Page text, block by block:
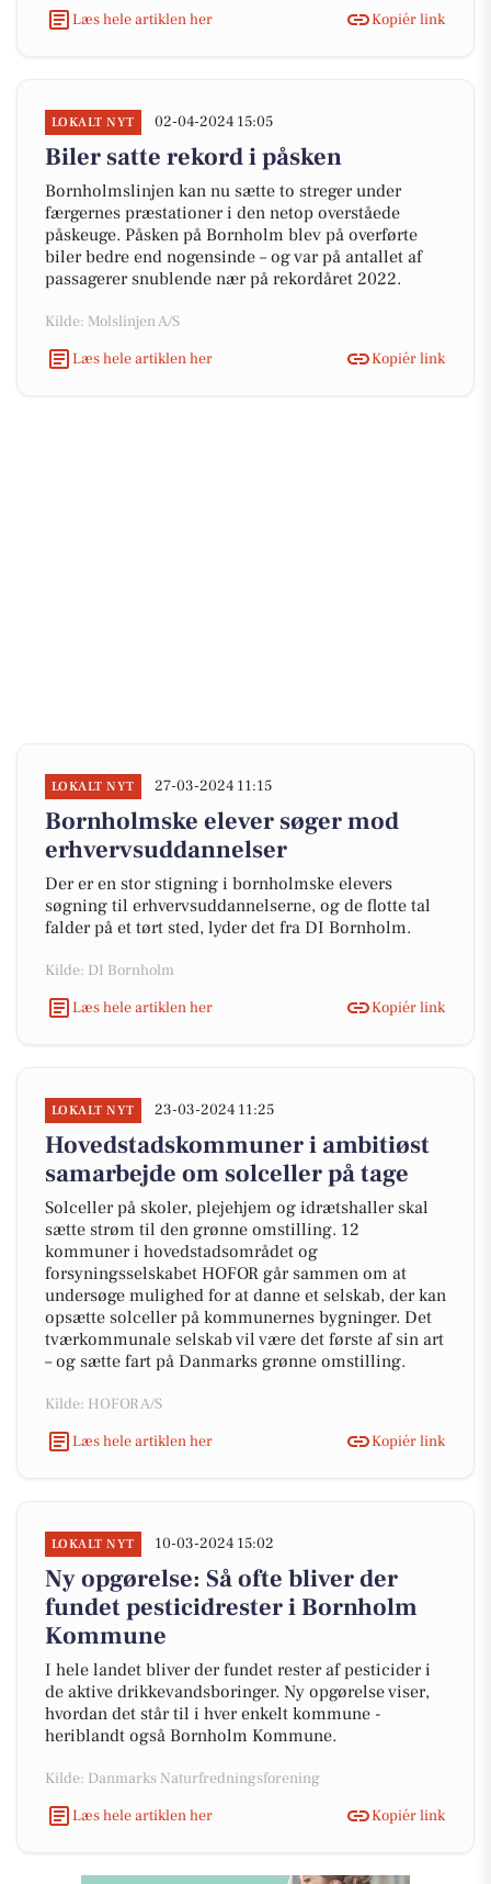
Læs hele artiklen her Kopiér link
LOKALT NYT 02-04-2024 15:05
Biler satte rekord i påsken
Bornholmslinjen kan nu sætte to streger under
færgernes præstationer i den netop overståede
påskeuge. Påsken på Bornholm blev på overførte
biler bedre end nogensinde – og var på antallet af
passagerer snublende nær på rekordåret 2022.
Kilde: Molslinjen A/S
Læs hele artiklen her
Kopiér link
LOKALT NYT 27-03-2024 11:15
Bornholmske elever søger mod
erhvervsuddannelser
Der er en stor stigning i bornholmske elevers
søgning til erhvervsuddannelserne, og de flotte tal
falder på et tørt sted, lyder det fra DI Bornholm.
Kilde: DI Bornholm
Læs hele artiklen her
Kopiér link
LOKALT NYT 23-03-2024 11:25
Hovedstadskommuner i ambitiøst
samarbejde om solceller på tage
Solceller på skoler, plejehjem og idrætshaller skal
sætte strøm til den grønne omstilling. 12
kommuner i hovedstadsområdet og
forsyningsselskabet HOFOR går sammen om at
undersøge mulighed for at danne et selskab, der kan
opsætte solceller på kommunernes bygninger. Det
tværkommunale selskab vil være det første af sin art
– og sætte fart på Danmarks grønne omstilling.
Kilde: HOFOR A/S
Læs hele artiklen her
Kopiér link
LOKALT NYT 10-03-2024 15:02
Ny opgørelse: Så ofte bliver der
fundet pesticidrester i Bornholm
Kommune
I hele landet bliver der fundet rester af pesticider i
de aktive drikkevandsboringer. Ny opgørelse viser,
hvordan det står til i hver enkelt kommune -
heriblandt også Bornholm Kommune.
Kilde: Danmarks Naturfredningsforening
Læs hele artiklen her
Kopiér link